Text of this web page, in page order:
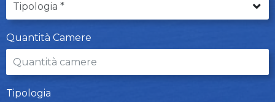
Quantità Camere
Tipologia